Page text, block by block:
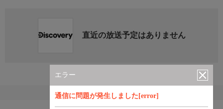
エラー
通信に問題が発生しました[error]
直近の放送予定はありません